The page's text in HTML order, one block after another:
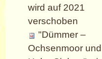
wird auf 2021
verschoben
"Dümmer –
Ochsenmoor und